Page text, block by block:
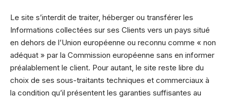
Le site s’interdit de traiter, héberger ou transférer les
Informations collectées sur ses Clients vers un pays situé
en dehors de l’Union européenne ou reconnu comme « non
adéquat » par la Commission européenne sans en informer
préalablement le client. Pour autant, le site reste libre du
choix de ses sous-traitants techniques et commerciaux à
la condition qu’il présentent les garanties suffisantes au